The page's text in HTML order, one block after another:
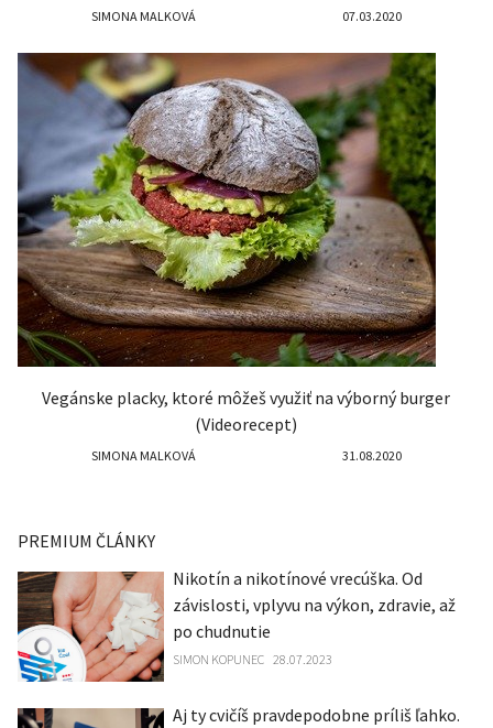
SIMONA MALKOVÁ 07.03.2020
Vegánske placky, ktoré môžeš využiť na výborný burger
(Videorecept)
SIMONA MALKOVÁ 31.08.2020
PREMIUM ČLÁNKY
Nikotín a nikotínové vrecúška. Od
závislosti, vplyvu na výkon, zdravie, až
po chudnutie
SIMON KOPUNEC 28.07.2023
Aj ty cvičíš pravdepodobne príliš ľahko.